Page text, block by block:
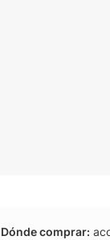
Dónde comprar: